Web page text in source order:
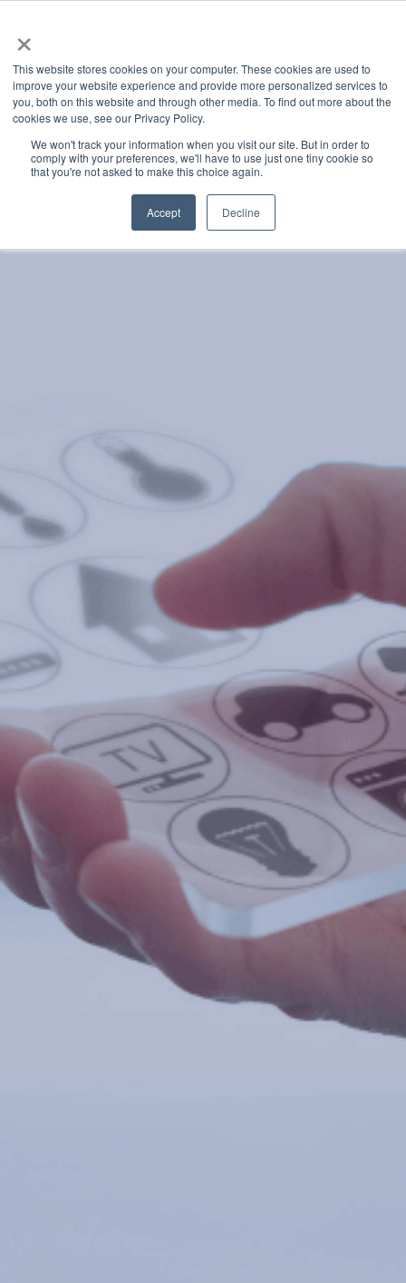
×
This website stores cookies on your computer. These cookies are used to
improve your website experience and provide more personalized services to
you, both on this website and through other media. To find out more about the
cookies we use, see our Privacy Policy.
We won't track your information when you visit our site. But in order to
comply with your preferences, we'll have to use just one tiny cookie so
that you're not asked to make this choice again.
Accept Decline
Latest News